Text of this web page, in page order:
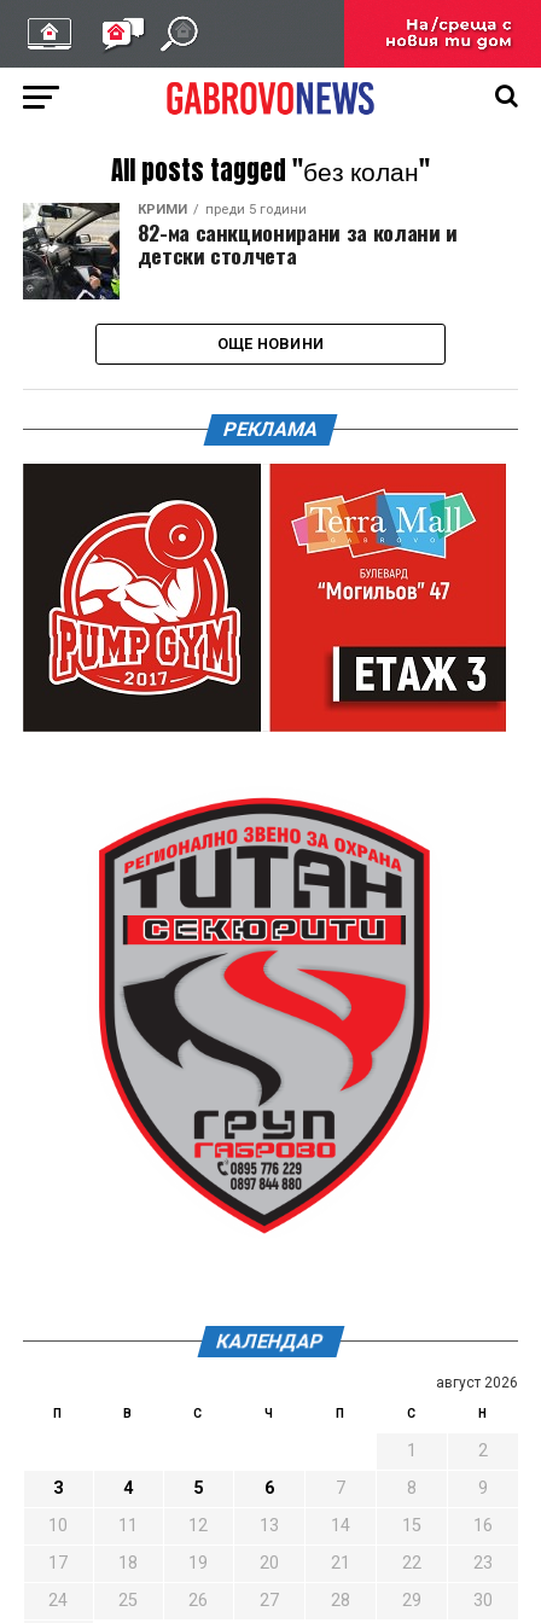
All posts tagged "без колан"
КРИМИ преди 5 години
82-ма санкционирани за колани и
детски столчета
ОЩЕ НОВИНИ
РЕКЛАМА
КАЛЕНДАР
август 2026
П В С Ч П С Н
1
2
3
4 5 6 7 8
9
10
11 12 13 14 15
16
17
18 19 20 21 22
23
24
25 26 27 28 29 30